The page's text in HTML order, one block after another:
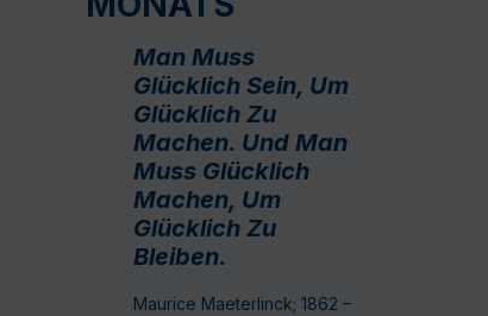
Man Muss
Glücklich Sein, Um
Glücklich Zu
Machen. Und Man
Muss Glücklich
Machen, Um
Glücklich Zu
Bleiben.
Maurice Maeterlinck; 1862 –